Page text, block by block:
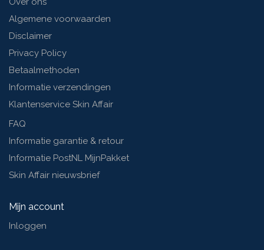
Algemene voorwaarden
Disclaimer
Privacy Policy
Betaalmethoden
Informatie verzendingen
Klantenservice Skin Affair
FAQ
Informatie garantie & retour
Informatie PostNL MijnPakket
Skin Affair nieuwsbrief
Mijn account
Inloggen